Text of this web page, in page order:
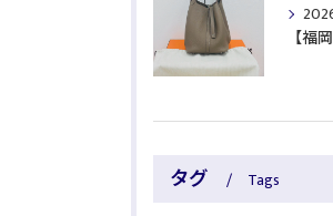
タグ Tags